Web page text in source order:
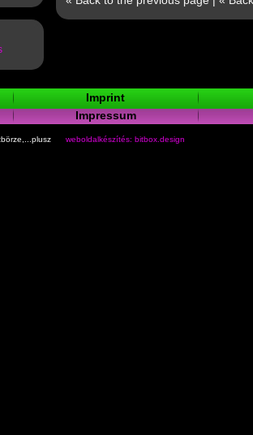
Imprint
Impressum
weboldalkészítés: bitbox.design